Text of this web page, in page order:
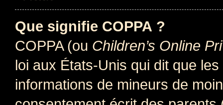
Que signifie COPPA ?
COPPA (ou Children’s Online
loi aux États-Unis qui dit que
informations de mineurs de